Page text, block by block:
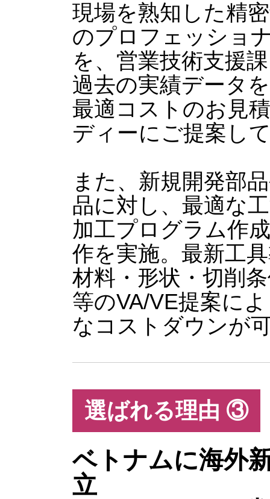
現場を熟知した精
のプロフェッショ
を、営業技術支援
過去の実績データ
最適コストのお見
ディーにご提案し
また、新規開発部
品に対し、最適な
加工プログラム作
作を実施。最新工
材料・形状・切削
等のVA/VE提案に
なコストダウンが
選ばれる理由 ③
ベトナムに海外
立